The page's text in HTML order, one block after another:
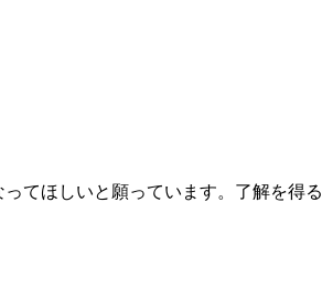
てほしいと願っています。了解を得る